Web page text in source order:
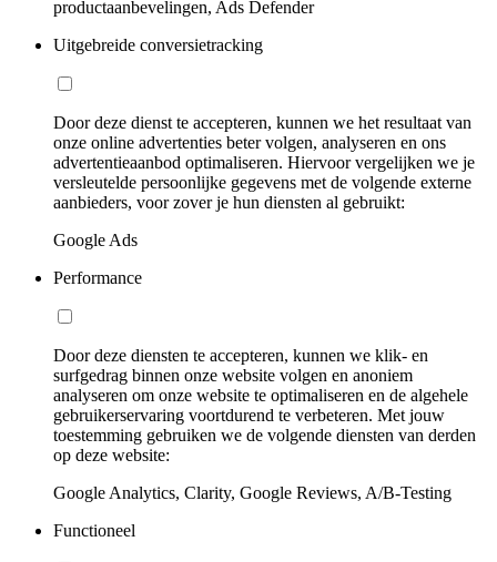
productaanbevelingen, Ads Defender
Uitgebreide conversietracking
Door deze dienst te accepteren, kunnen we het resultaat van
onze online advertenties beter volgen, analyseren en ons
advertentieaanbod optimaliseren. Hiervoor vergelijken we je
versleutelde persoonlijke gegevens met de volgende externe
aanbieders, voor zover je hun diensten al gebruikt:
Google Ads
Performance
Door deze diensten te accepteren, kunnen we klik- en
surfgedrag binnen onze website volgen en anoniem
analyseren om onze website te optimaliseren en de algehele
gebruikerservaring voortdurend te verbeteren. Met jouw
toestemming gebruiken we de volgende diensten van derden
op deze website:
Google Analytics, Clarity, Google Reviews, A/B-Testing
Functioneel